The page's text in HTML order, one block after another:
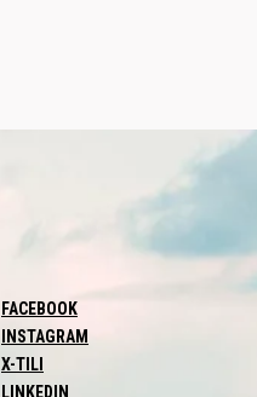
FACEBOOK
INSTAGRAM
X-TILI
LINKEDIN